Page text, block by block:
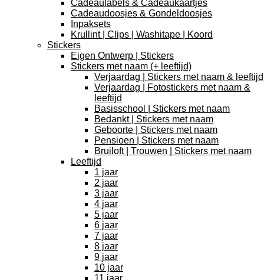
Cadeaulabels & Cadeaukaartjes
Cadeaudoosjes & Gondeldoosjes
Inpaksets
Krullint | Clips | Washitape | Koord
Stickers
Eigen Ontwerp | Stickers
Stickers met naam (+ leeftijd)
Verjaardag | Stickers met naam & leeftijd
Verjaardag | Fotostickers met naam &
leeftijd
Basisschool | Stickers met naam
Bedankt | Stickers met naam
Geboorte | Stickers met naam
Pensioen | Stickers met naam
Bruiloft | Trouwen | Stickers met naam
Leeftijd
1 jaar
2 jaar
3 jaar
4 jaar
5 jaar
6 jaar
7 jaar
8 jaar
9 jaar
10 jaar